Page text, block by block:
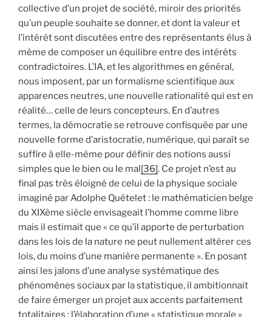
collective d’un projet de société, miroir des priorités
qu’un peuple souhaite se donner, et dont la valeur et
l’intérêt sont discutées entre des représentants élus à
même de composer un équilibre entre des intérêts
contradictoires. L’IA, et les algorithmes en général,
nous imposent, par un formalisme scientifique aux
apparences neutres, une nouvelle rationalité qui est en
réalité… celle de leurs concepteurs. En d’autres
termes, la démocratie se retrouve confisquée par une
nouvelle forme d’aristocratie, numérique, qui paraît se
suffire à elle-même pour définir des notions aussi
simples que le bien ou le mal[36]. Ce projet n’est au
final pas très éloigné de celui de la physique sociale
imaginé par Adolphe Quételet : le mathématicien belge
du XIXème siècle envisageait l’homme comme libre
mais il estimait que « ce qu’il apporte de perturbation
dans les lois de la nature ne peut nullement altérer ces
lois, du moins d’une manière permanente ». En posant
ainsi les jalons d’une analyse systématique des
phénomènes sociaux par la statistique, il ambitionnait
de faire émerger un projet aux accents parfaitement
totalitaires : l’élaboration d’une « statistique morale »